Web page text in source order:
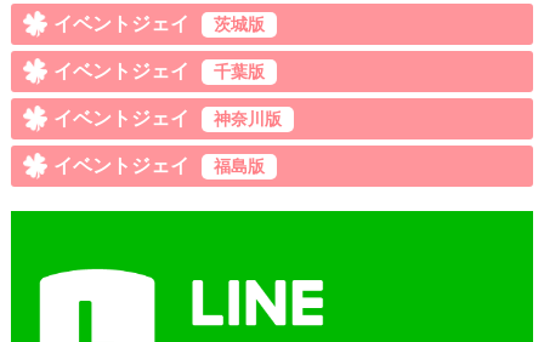
イベントジェイ 茨城版
イベントジェイ 千葉版
イベントジェイ 神奈川版
イベントジェイ 福島版